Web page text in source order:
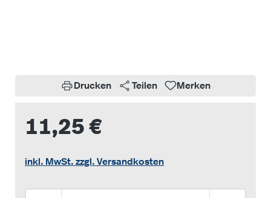
Drucken Teilen Merken
11,25 €
inkl. MwSt. zzgl. Versandkosten